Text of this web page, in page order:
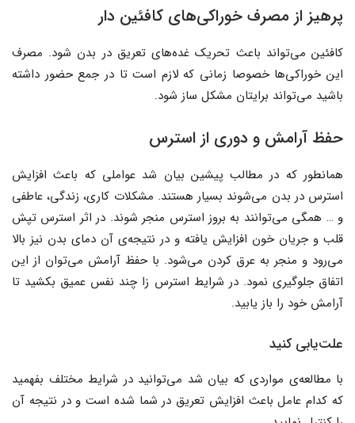
پرهیز از مصرف خوراکی‌های کافئین دار
کافئین می‌تواند باعث تحریک غده‌های تعریق در بدن شود. مصرف
این خوراکی‌ها خصوصا زمانی که لازم است تا در جمع حضور داشته
باشید می‌تواند برایتان مشکل ساز شود.
حفظ آرامش و دوری از استرس
همانطور که در مطالب پیشین بیان شد عواملی که باعث افزایش
استرس در بدن می‌شوند بسیار هستند. مشکلات کاری، زندگی،‌ عاطفی
و … همگی می‌توانند به بروز استرس منجر شوند. در اثر استرس تپش
قلب و جریان خون افزایش یافته و در نتیجه‌ی آن دمای بدن نیز بالا
می‌رود و منجر به عرق کردن می‌شود. با حفظ آرامش می‌توان از این
اتفاق جلوگیری نمود. در شرایط استرس زا چند نفس عمیق بکشید تا
آرامش خود را باز یابید.
علت‌یابی کنید
با مطالعه‌ی مواردی که بیان شد می‌توانید در شرایط مختلف بفهمید
که کدام عامل باعث افزایش تعریق در شما شده است و در نتیجه آن